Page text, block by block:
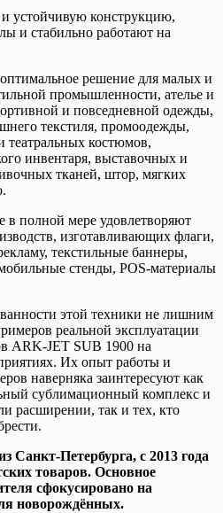
устойчивую конструкцию,
и стабильно работают на
решение для малых и
промышленности, ателье и
и повседневной одежды,
текстиля, промоодежды,
театральных костюмов,
инвентаря, выставочных и
тканей, штор, мягких
в полной мере удовлетворяют
изготавливающих флаги,
текстильные баннеры,
стенды, POS-материалы
этой техники не лишним
реальной эксплуатации
ARK-JET SUB 1900 на
Их опыт работы и
наверняка заинтересуют как
сублимационный комплекс и
расширении, так и тех, кто
Петербурга, с 2013 года
товаров. Основное
сфокусировано на
новорождённых.